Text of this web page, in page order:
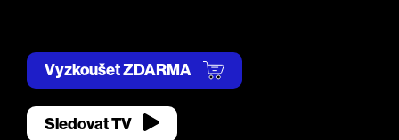
Vyzkoušet ZDARMA
Sledovat TV